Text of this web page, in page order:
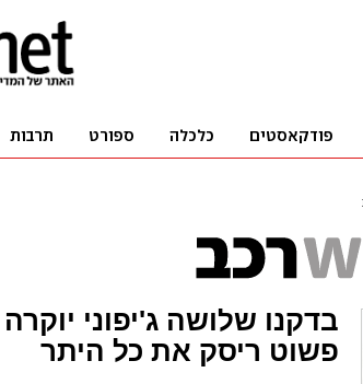
בדקנו שלושה ג'יפוני
פשוט ריסק את כל היתר